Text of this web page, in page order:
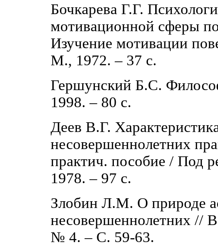
Бочкарева Г.Г.
мотивационной сферы
Изучение мотивации
М., 1972. ‒ 37 с.
Гершунский Б.С.
1998. ‒ 80 с.
Деев В.Г.
несовершеннолетних
практич. пособие / Под
1978. ‒ 97 с.
Злобин Л.М. О природе
несовершеннолетних //
№ 4. ‒ С. 59-63.